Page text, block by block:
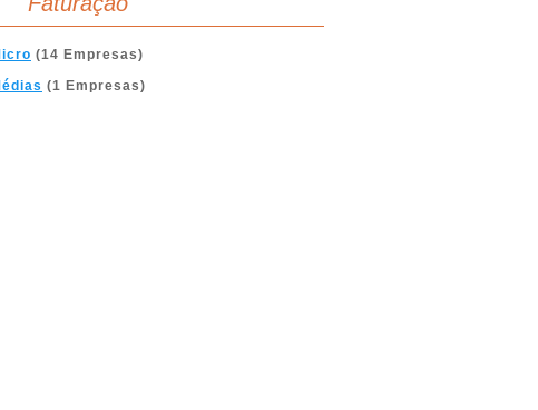
(14 Empresas)
(1 Empresas)